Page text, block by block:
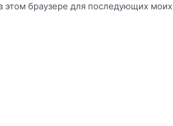
этом браузере для последующих моих